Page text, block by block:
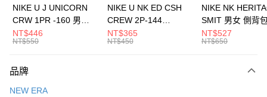
元大商業銀行
台灣樂天信用卡公司
全盈+PAY
AFTEE先享後付
【關於「AFTEE先享後付」】
便利好安心！
運送方式
NIKE U J UNICORN
CRW 1PR -160 男女
中統襪 FZ3393100
NT$446
NT$550
NIKE U NK ED CSH
CREW 2P-144
EMBRDY 男女 短統襪
FZ3073133
NT$365
NT$450
NIKE NK
SMIT 男女 側背
BA5871010
NT$527
NT$650
品牌
NEW ERA